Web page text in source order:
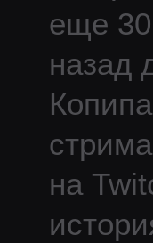
еще
назад
стрима
на